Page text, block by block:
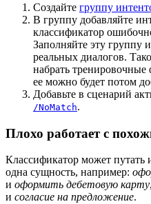
Создайте группу
В группу добавляйте
классификатор
Заполняйте эту группу
реальных диалогов.
набрать
ее можно будет потом
Добавьте в сценарий
/NoMatch.
Плохо работает с
Классификатор может путать
одна сущность, например:
и оформить дебетовую карту,
и согласие на предложение.